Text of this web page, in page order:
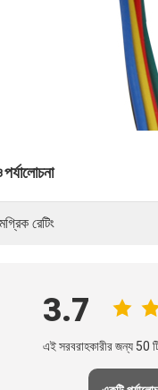
পর্যালোচনা
রেটিং
3.7
এই সরবরাহকারীর জন্য 50